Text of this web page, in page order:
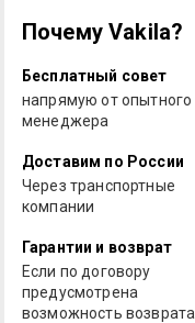
Почему Vakila?
Бесплатный совет
напрямую от опытного
менеджера
Доставим по России
Через транспортные
компании
Гарантии и возврат
Если по договору
предусмотрена
возможность возврата